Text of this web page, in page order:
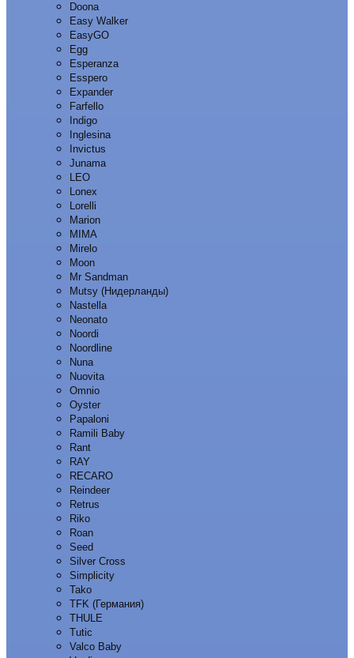
Doona
Easy Walker
EasyGO
Egg
Esperanza
Esspero
Expander
Farfello
Indigo
Inglesina
Invictus
Junama
LEO
Lonex
Lorelli
Marion
MIMA
Mirelo
Moon
Mr Sandman
Mutsy (Нидерланды)
Nastella
Neonato
Noordi
Noordline
Nuna
Nuovita
Omnio
Oyster
Papaloni
Ramili Baby
Rant
RAY
RECARO
Reindeer
Retrus
Riko
Roan
Seed
Silver Cross
Simplicity
Tako
TFK (Германия)
THULE
Tutic
Valco Baby